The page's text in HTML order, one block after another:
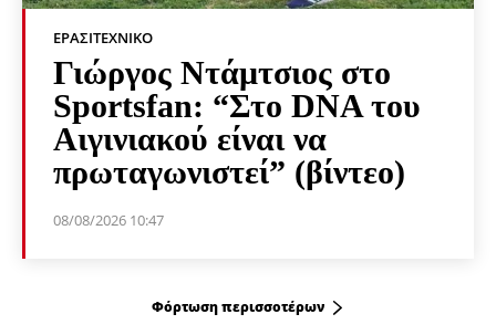
ΕΡΑΣΙΤΕΧΝΙΚΟ
Γιώργος Ντάμτσιος στο
Sportsfan: “Στο DNA του
Αιγινιακού είναι να
πρωταγωνιστεί” (βίντεο)
08/08/2026 10:47
Φόρτωση περισσοτέρων